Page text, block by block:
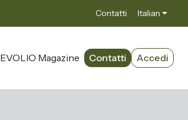
Contatti Italian
EVOLIO Magazine Contatti Accedi